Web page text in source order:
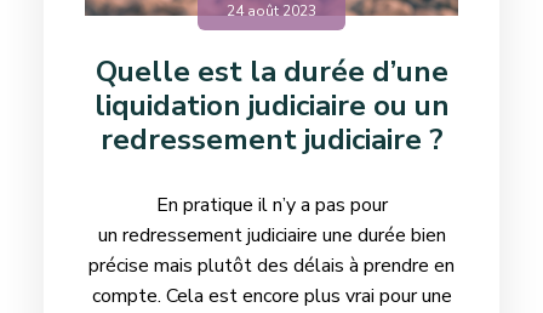
24 août 2023
Quelle est la durée d’une
liquidation judiciaire ou un
redressement judiciaire ?
En pratique il n’y a pas pour
un redressement judiciaire une durée bien
précise mais plutôt des délais à prendre en
compte. Cela est encore plus vrai pour une